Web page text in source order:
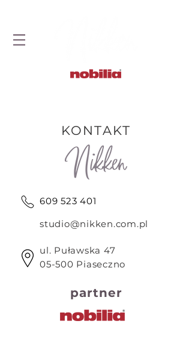
KONTAKT
609 523 401
studio@nikken.com.pl
ul. Puławska 47
05-500 Piaseczno
partner